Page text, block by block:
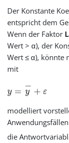
Der Konstante
entspricht dem
Wenn der Faktor
Wert > α), der
Wert ≤ α), könnte
mit
y = y
−
+ ε
modelliert
die